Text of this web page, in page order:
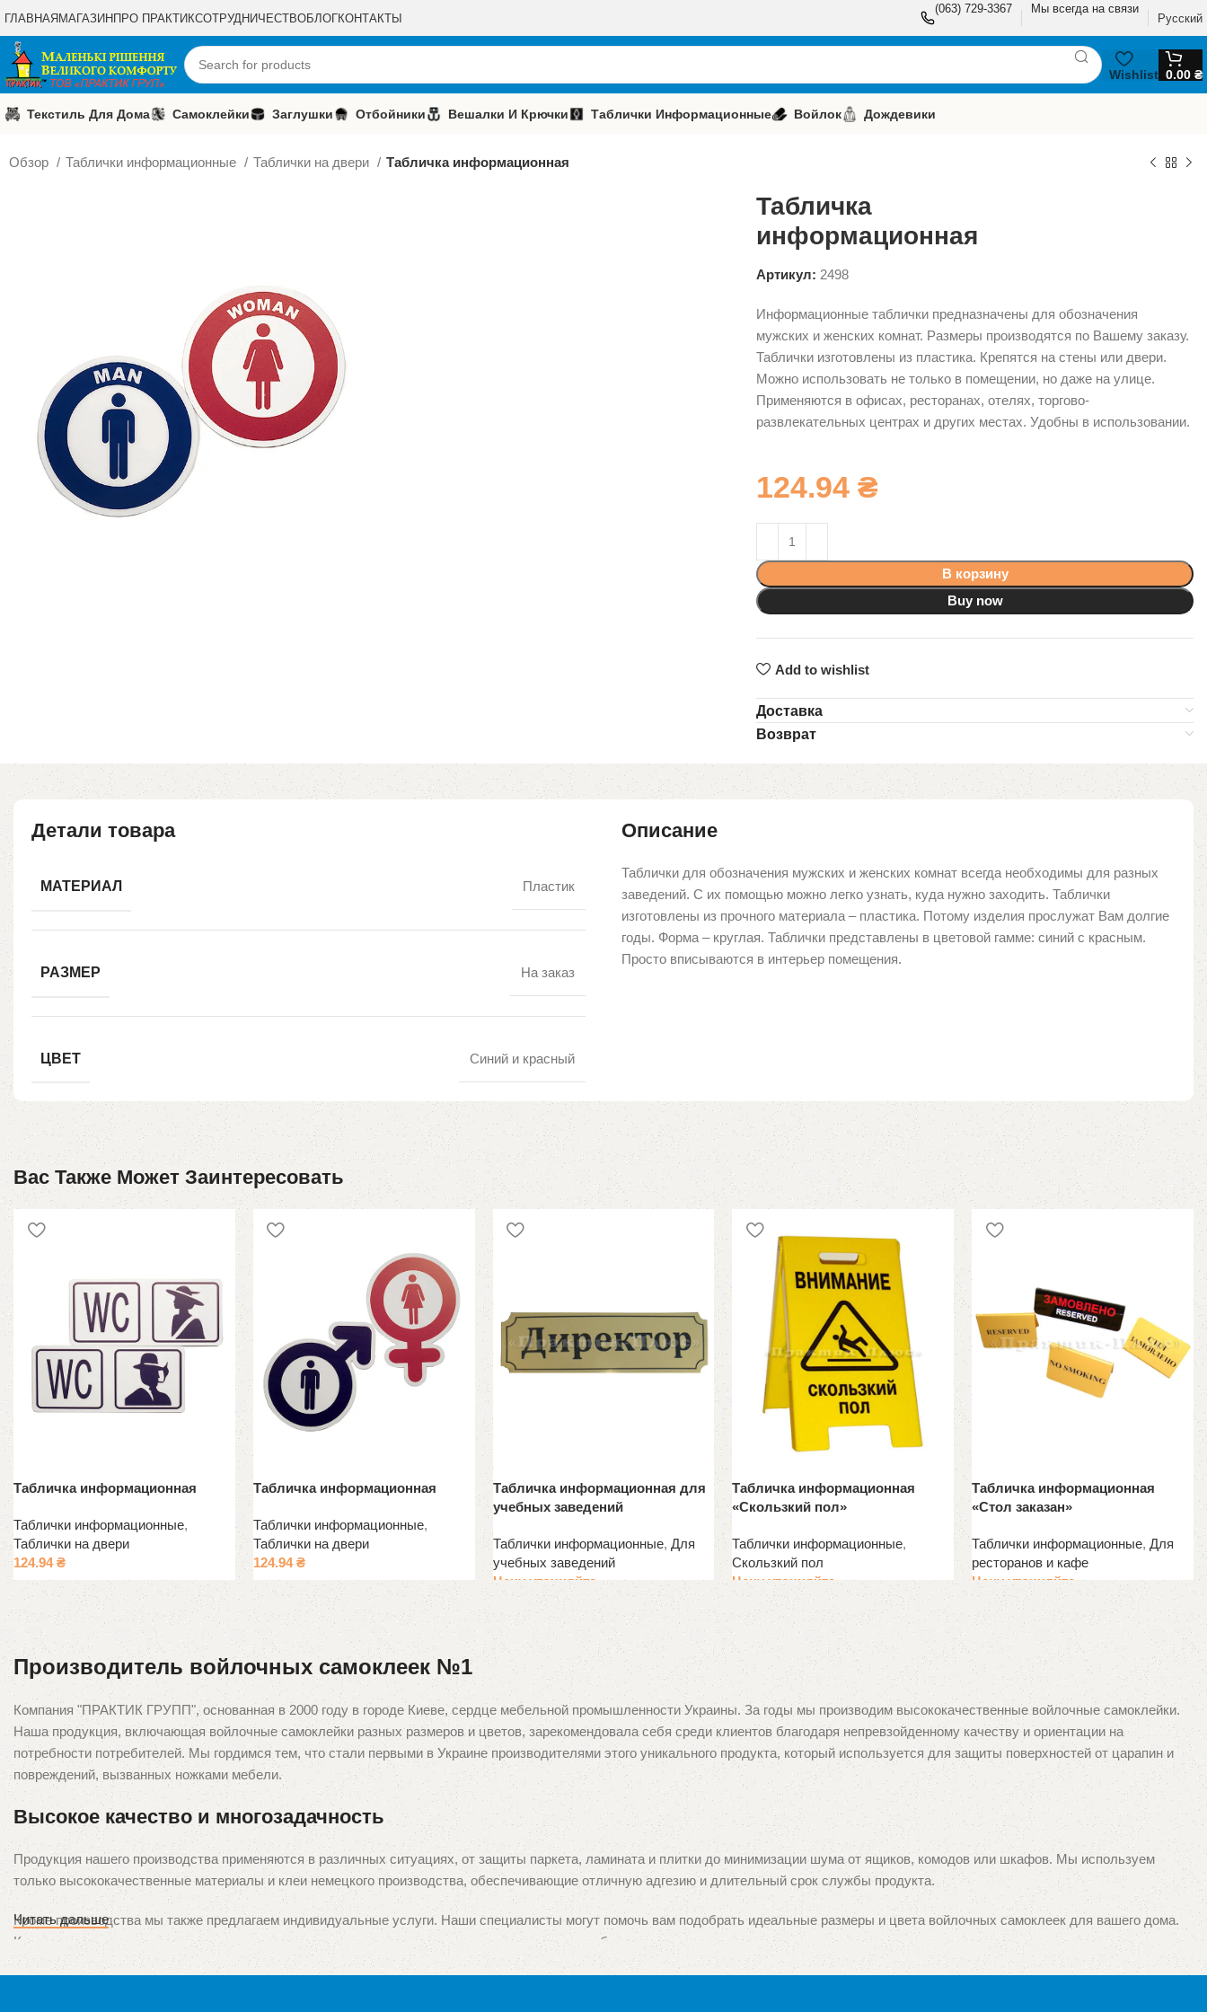
ГЛАВНАЯМАГАЗИНПРО ПРАКТИКСОТРУДНИЧЕСТВОБЛОГКОНТАКТЫ
(063) 729-3367 Мы всегда на связи
Русский
Wishlist 0.00 ₴
Текстиль Для Дома Самоклейки Заглушки Отбойники Вешалки И Крючки Таблички Информационные Войлок Дождевики
Обзор Таблички информационные Таблички на двери Табличка информационная
Табличка
информационная
Артикул: 2498
Информационные таблички предназначены для обозначения
мужских и женских комнат. Размеры производятся по Вашему заказу.
Таблички изготовлены из пластика. Крепятся на стены или двери.
Можно использовать не только в помещении, но даже на улице.
Применяются в офисах, ресторанах, отелях, торгово-
развлекательных центрах и других местах. Удобны в использовании.
124.94₴
В корзину
Buy now
Add to wishlist
Доставка
Возврат
Детали товара
МАТЕРИАЛ Пластик
РАЗМЕР На заказ
ЦВЕТ Синий и красный
Описание
Таблички для обозначения мужских и женских комнат всегда необходимы для разных
заведений. С их помощью можно легко узнать, куда нужно заходить. Таблички
изготовлены из прочного материала – пластика. Потому изделия прослужат Вам долгие
годы. Форма – круглая. Таблички представлены в цветовой гамме: синий с красным.
Просто вписываются в интерьер помещения.
Вас Также Может Заинтересовать
Табличка информационная
Таблички информационные,
Таблички на двери
124.94₴
Табличка информационная
Таблички информационные,
Таблички на двери
124.94₴
Табличка информационная для
учебных заведений
Таблички информационные, Для
учебных заведений
Цену уточняйте
Табличка информационная
«Скользкий пол»
Таблички информационные,
Скользкий пол
Цену уточняйте
Табличка информационная
«Стол заказан»
Таблички информационные,Для
ресторанов и кафе
Цену уточняйте
Производитель войлочных самоклеек №1
Компания "ПРАКТИК ГРУПП", основанная в 2000 году в городе Киеве, сердце мебельной промышленности Украины. За годы мы производим высококачественные войлочные самоклейки.
Наша продукция, включающая войлочные самоклейки разных размеров и цветов, зарекомендовала себя среди клиентов благодаря непревзойденному качеству и ориентации на
потребности потребителей. Мы гордимся тем, что стали первыми в Украине производителями этого уникального продукта, который используется для защиты поверхностей от царапин и
повреждений, вызванных ножками мебели.
Высокое качество и многозадачность
Продукция нашего производства применяются в различных ситуациях, от защиты паркета, ламината и плитки до минимизации шума от ящиков, комодов или шкафов. Мы используем
только высококачественные материалы и клеи немецкого производства, обеспечивающие отличную адгезию и длительный срок службы продукта.
Кроме производства мы также предлагаем индивидуальные услуги. Наши специалисты могут помочь вам подобрать идеальные размеры и цвета войлочных самоклеек для вашего дома.
Кроме того, мы предоставляем услуги пошива чехлов и декоративных подушек под заказ, чтобы они идеально вписывались в ваш интерьер.
Читать дальше